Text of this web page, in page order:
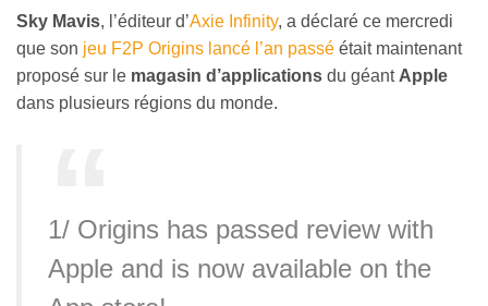
Sky Mavis, l’éditeur d’Axie Infinity, a déclaré ce mercredi
que son jeu F2P Origins lancé l’an passé était maintenant
proposé sur le magasin d’applications du géant Apple
dans plusieurs régions du monde.
1/ Origins has passed review with
Apple and is now available on the